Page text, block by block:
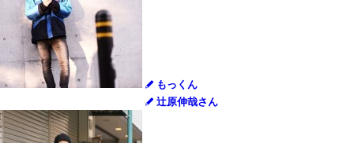
もっくん
辻原伸哉さん